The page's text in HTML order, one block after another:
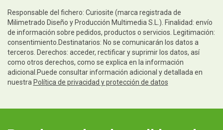
Responsable del fichero: Curiosite (marca registrada de
Milimetrado Diseño y Producción Multimedia S.L.). Finalidad: envío
de información sobre pedidos, productos o servicios. Legitimación:
consentimiento.Destinatarios: No se comunicarán los datos a
terceros. Derechos: acceder, rectificar y suprimir los datos, así
como otros derechos, como se explica en la información
adicional.Puede consultar información adicional y detallada en
nuestra Política de privacidad y protección de datos